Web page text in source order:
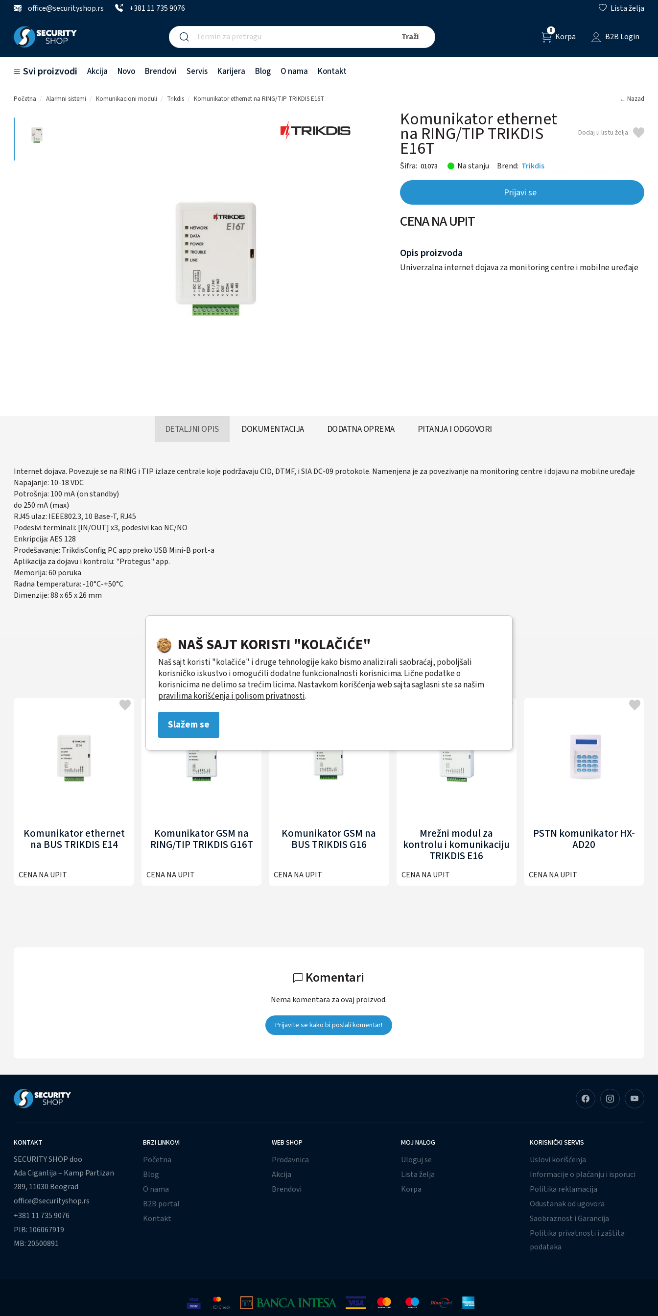
office@securityshop.rs +381 11 735 9076 Lista želja
0
Korpa B2B Login
Svi proizvodi Akcija Novo Brendovi Servis Karijera Blog O nama Kontakt
Početna Alarmni sistemi Komunikacioni moduli Trikdis Komunikator ethernet na RING/TIP TRIKDIS E16T ← Nazad
Komunikator ethernet
na RING/TIP TRIKDIS
E16T
Dodaj u listu želja
Šifra: 01073 Na stanju Brend: Trikdis
Prijavi se
CENA NA UPIT
Opis proizvoda
Univerzalna internet dojava za monitoring centre i mobilne uređaje
DETALJNI OPIS DOKUMENTACIJA DODATNA OPREMA PITANJA I ODGOVORI
Internet dojava. Povezuje se na RING i TIP izlaze centrale koje podržavaju CID, DTMF, i SIA DC-09 protokole. Namenjena je za povezivanje na monitoring centre i dojavu na mobilne uređaje
Napajanje: 10-18 VDC
Potrošnja: 100 mA (on standby)
do 250 mA (max)
RJ45 ulaz: IEEE802.3, 10 Base-T, RJ45
Podesivi terminali: [IN/OUT] x3, podesivi kao NC/NO
Enkripcija: AES 128
Prodešavanje: TrikdisConfig PC app preko USB Mini-B port-a
Aplikacija za dojavu i kontrolu: "Protegus" app.
Memorija: 60 poruka
Radna temperatura: -10°C-+50°C
Dimenzije: 88 x 65 x 26 mm
Slični proizvodi
Komunikator ethernet
na BUS TRIKDIS E14
CENA NA UPIT
Komunikator GSM na
RING/TIP TRIKDIS G16T
CENA NA UPIT
Komunikator GSM na
BUS TRIKDIS G16
CENA NA UPIT
Mrežni modul za
kontrolu i komunikaciju
TRIKDIS E16
CENA NA UPIT
PSTN komunikator HX-
AD20
CENA NA UPIT
Komentari
Nema komentara za ovaj proizvod.
Prijavite se kako bi poslali komentar!
KONTAKT
SECURITY SHOP doo
Ada Ciganlija – Kamp Partizan
289, 11030 Beograd
office@securityshop.rs
+381 11 735 9076
PIB: 106067919
MB: 20500891
BRZI LINKOVI
Početna
Blog
O nama
B2B portal
Kontakt
WEB SHOP
Prodavnica
Akcija
Brendovi
MOJ NALOG
Uloguj se
Lista želja
Korpa
KORISNIČKI SERVIS
Uslovi korišćenja
Informacije o plaćanju i isporuci
Politika reklamacija
Odustanak od ugovora
Saobraznost i Garancija
Politika privatnosti i zaštita
podataka
NAŠ SAJT KORISTI "KOLAČIĆE"
Naš sajt koristi "kolačiće" i druge tehnologije kako bismo analizirali saobraćaj, poboljšali
korisničko iskustvo i omogućili dodatne funkcionalnosti korisnicima. Lične podatke o
korisnicima ne delimo sa trećim licima. Nastavkom korišćenja web sajta saglasni ste sa našim
pravilima korišćenja i polisom privatnosti.
Slažem se